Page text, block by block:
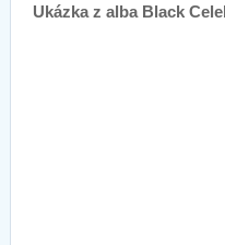
Ukázka z alba Black